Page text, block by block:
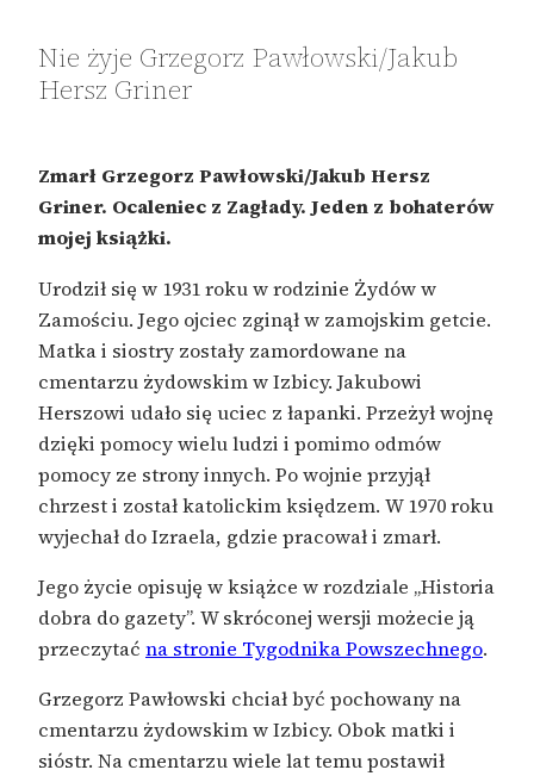
Nie żyje Grzegorz Pawłowski/Jakub
Hersz Griner
Zmarł Grzegorz Pawłowski/Jakub Hersz
Griner. Ocaleniec z Zagłady. Jeden z bohaterów
mojej książki.
Urodził się w 1931 roku w rodzinie Żydów w
Zamościu. Jego ojciec zginął w zamojskim getcie.
Matka i siostry zostały zamordowane na
cmentarzu żydowskim w Izbicy. Jakubowi
Herszowi udało się uciec z łapanki. Przeżył wojnę
dzięki pomocy wielu ludzi i pomimo odmów
pomocy ze strony innych. Po wojnie przyjął
chrzest i został katolickim księdzem. W 1970 roku
wyjechał do Izraela, gdzie pracował i zmarł.
Jego życie opisuję w książce w rozdziale „Historia
dobra do gazety”. W skróconej wersji możecie ją
przeczytać na stronie Tygodnika Powszechnego.
Grzegorz Pawłowski chciał być pochowany na
cmentarzu żydowskim w Izbicy. Obok matki i
sióstr. Na cmentarzu wiele lat temu postawił